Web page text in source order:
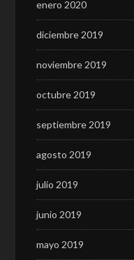
enero 2020
diciembre 2019
noviembre 2019
octubre 2019
septiembre 2019
agosto 2019
julio 2019
junio 2019
mayo 2019